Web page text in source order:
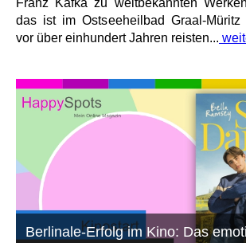
das ist im Ostseeheilbad Graal-Müritz
vor über einhundert Jahren reisten...
Berlinale-Erfolg im Kino: Das